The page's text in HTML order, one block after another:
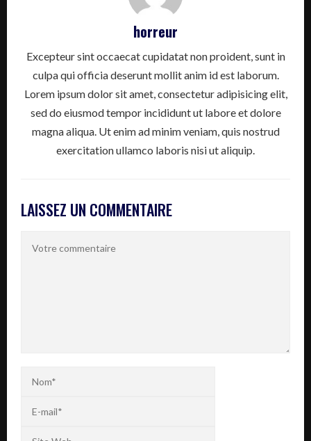
horreur
Excepteur sint occaecat cupidatat non proident, sunt in
culpa qui officia deserunt mollit anim id est laborum.
Lorem ipsum dolor sit amet, consectetur adipisicing elit,
sed do eiusmod tempor incididunt ut labore et dolore
magna aliqua. Ut enim ad minim veniam, quis nostrud
exercitation ullamco laboris nisi ut aliquip.
LAISSEZ UN COMMENTAIRE